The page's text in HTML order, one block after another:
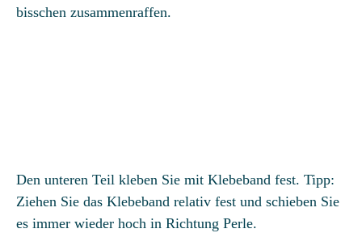
bisschen zusammenraffen.
Den unteren Teil kleben Sie mit Klebeband fest. Tipp:
Ziehen Sie das Klebeband relativ fest und schieben Sie
es immer wieder hoch in Richtung Perle.